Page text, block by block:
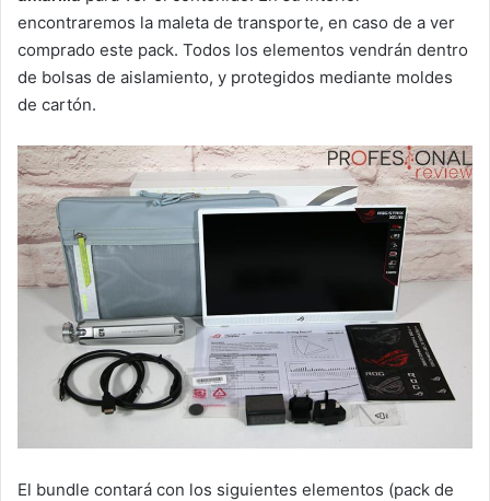
encontraremos la maleta de transporte, en caso de a ver
comprado este pack. Todos los elementos vendrán dentro
de bolsas de aislamiento, y protegidos mediante moldes
de cartón.
El bundle contará con los siguientes elementos (pack de